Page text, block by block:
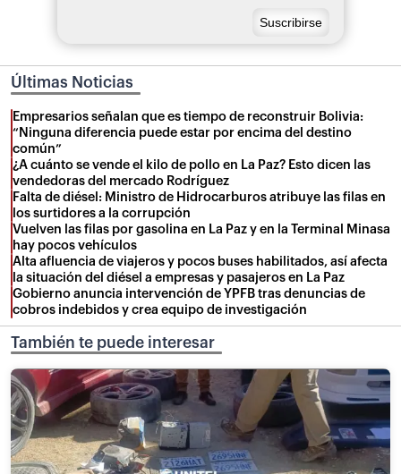
Últimas Noticias
Empresarios señalan que es tiempo de reconstruir Bolivia:
“Ninguna diferencia puede estar por encima del destino
común”
¿A cuánto se vende el kilo de pollo en La Paz? Esto dicen las
vendedoras del mercado Rodríguez
Falta de diésel: Ministro de Hidrocarburos atribuye las filas en
los surtidores a la corrupción
Vuelven las filas por gasolina en La Paz y en la Terminal Minasa
hay pocos vehículos
Alta afluencia de viajeros y pocos buses habilitados, así afecta
la situación del diésel a empresas y pasajeros en La Paz
Gobierno anuncia intervención de YPFB tras denuncias de
cobros indebidos y crea equipo de investigación
También te puede interesar